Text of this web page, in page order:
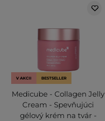
V AKCII BESTSELLER
Medicube - Collagen Jelly
Cream - Spevňujúci
gélový krém na tvár -